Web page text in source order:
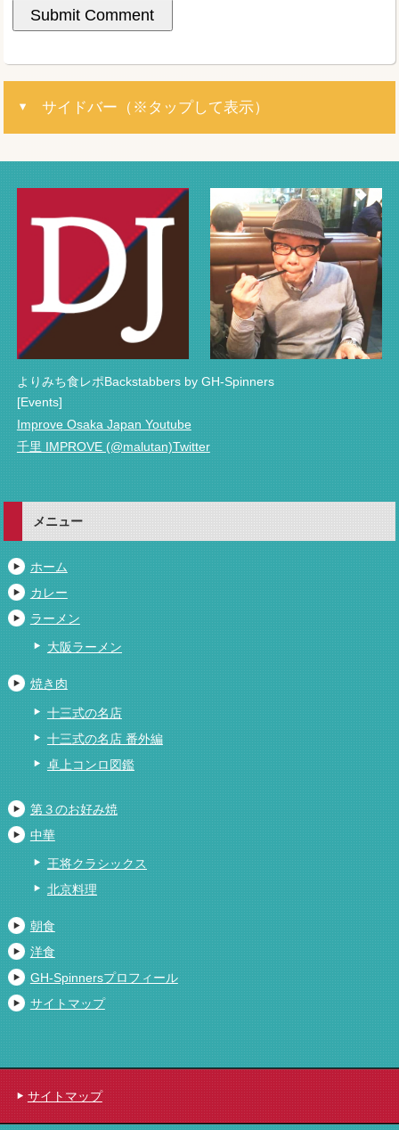
サイドバー（※タップして表示）
よりみち食レポBackstabbers by GH-Spinners
[Events]
Improve Osaka Japan Youtube
千里 IMPROVE (@malutan)Twitter
メニュー
ホーム
カレー
ラーメン
大阪ラーメン
焼き肉
十三式の名店
十三式の名店 番外編
卓上コンロ図鑑
第３のお好み焼
中華
王将クラシックス
北京料理
朝食
洋食
GH-Spinnersプロフィール
サイトマップ
サイトマップ